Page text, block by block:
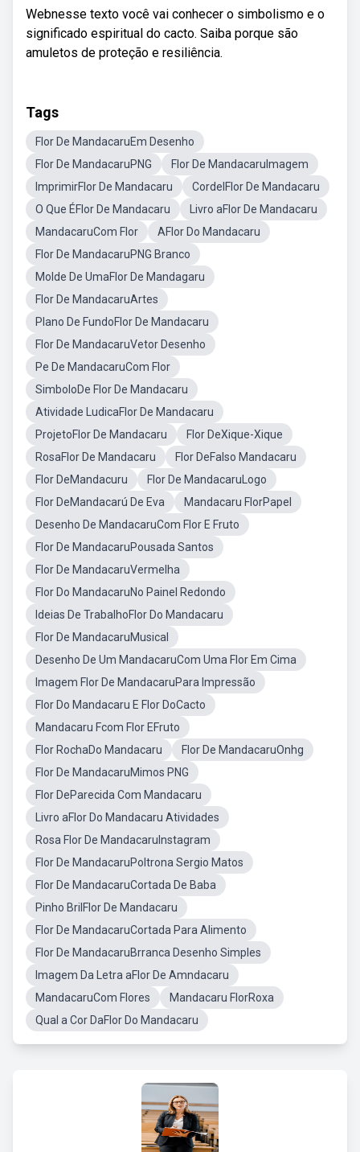
Webnesse texto você vai conhecer o simbolismo e o
significado espiritual do cacto. Saiba porque são
amuletos de proteção e resiliência.
Tags
Flor De MandacaruEm Desenho
Flor De MandacaruPNG
Flor De MandacaruImagem
ImprimirFlor De Mandacaru
CordelFlor De Mandacaru
O Que ÉFlor De Mandacaru
Livro aFlor De Mandacaru
MandacaruCom Flor
AFlor Do Mandacaru
Flor De MandacaruPNG Branco
Molde De UmaFlor De Mandagaru
Flor De MandacaruArtes
Plano De FundoFlor De Mandacaru
Flor De MandacaruVetor Desenho
Pe De MandacaruCom Flor
SimboloDe Flor De Mandacaru
Atividade LudicaFlor De Mandacaru
ProjetoFlor De Mandacaru
Flor DeXique-Xique
RosaFlor De Mandacaru
Flor DeFalso Mandacaru
Flor DeMandacuru
Flor De MandacaruLogo
Flor DeMandacarú De Eva
Mandacaru FlorPapel
Desenho De MandacaruCom Flor E Fruto
Flor De MandacaruPousada Santos
Flor De MandacaruVermelha
Flor Do MandacaruNo Painel Redondo
Ideias De TrabalhoFlor Do Mandacaru
Flor De MandacaruMusical
Desenho De Um MandacaruCom Uma Flor Em Cima
Imagem Flor De MandacaruPara Impressão
Flor Do Mandacaru E Flor DoCacto
Mandacaru Fcom Flor EFruto
Flor RochaDo Mandacaru
Flor De MandacaruOnhg
Flor De MandacaruMimos PNG
Flor DeParecida Com Mandacaru
Livro aFlor Do Mandacaru Atividades
Rosa Flor De MandacaruInstagram
Flor De MandacaruPoltrona Sergio Matos
Flor De MandacaruCortada De Baba
Pinho BrilFlor De Mandacaru
Flor De MandacaruCortada Para Alimento
Flor De MandacaruBrranca Desenho Simples
Imagem Da Letra aFlor De Amndacaru
MandacaruCom Flores
Mandacaru FlorRoxa
Qual a Cor DaFlor Do Mandacaru